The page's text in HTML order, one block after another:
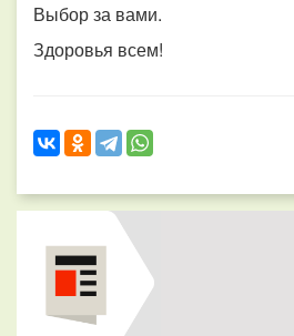
Выбор за вами.
Здоровья всем!